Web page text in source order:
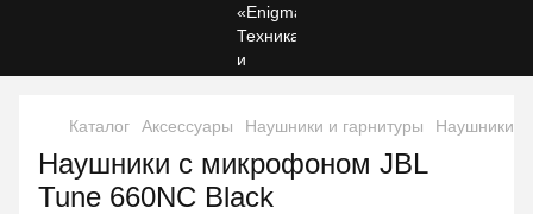
Каталог Аксессуары Наушники и гарнитуры Наушники и
Наушники с микрофоном JBL
Tune 660NC Black